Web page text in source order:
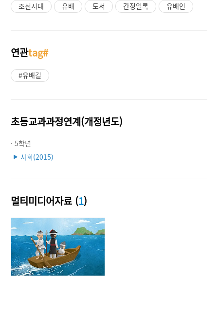
조선시대 유배 도서 간정일록 유배인
연관tag#
#유배길
초등교과과정연계(개정년도)
· 5학년
▶ 사회(2015)
멀티미디어자료 (1)